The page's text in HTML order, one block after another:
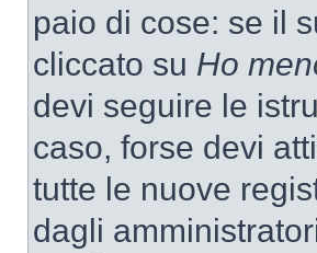
paio di cose: se il
cliccato su Ho
devi seguire le
caso, forse devi
tutte le nuove
dagli